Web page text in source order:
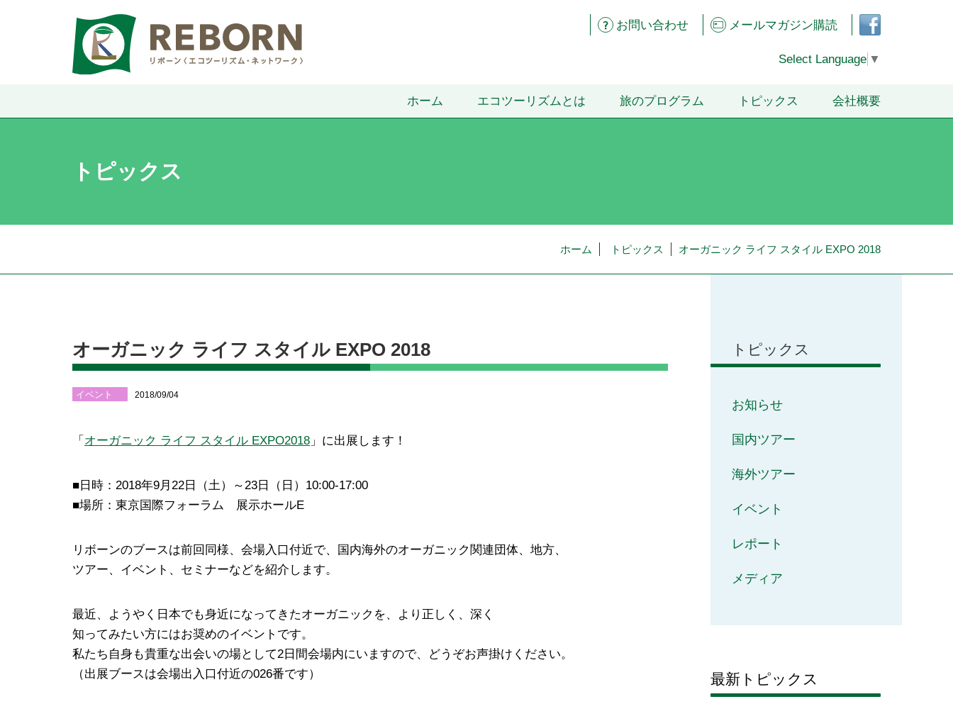
お問い合わせ メールマガジン購読
フェ
イス
クペ
ージ
ホーム エコツーリズムとは 旅のプログラム トピックス 会社概要
Select Language ▼
トピックス
ホーム トピックス オーガニック ライフ スタイル EXPO 2018
オーガニック ライフ スタイル EXPO 2018
イベント 2018/09/04
「 オーガニック ライフ スタイル EXPO2018 」に出展します！
■日時：2018年9月22日（土）～23日（日）10:00-17:00
■場所：東京国際フォーラム 展示ホールE
リボーンのブースは前回同様、会場入口付近で、国内海外のオーガニック関連団体、地方、
ツアー、イベント、セミナーなどを紹介します。
最近、ようやく日本でも身近になってきたオーガニックを、より正しく、深く
知ってみたい方にはお奨めのイベントです。
私たち自身も貴重な出会いの場として2日間会場内にいますので、どうぞお声掛けください。
（出展ブースは会場出入口付近の026番です）
トピックス
お知らせ
国内ツアー
海外ツアー
イベント
レポート
メディア
最新トピックス